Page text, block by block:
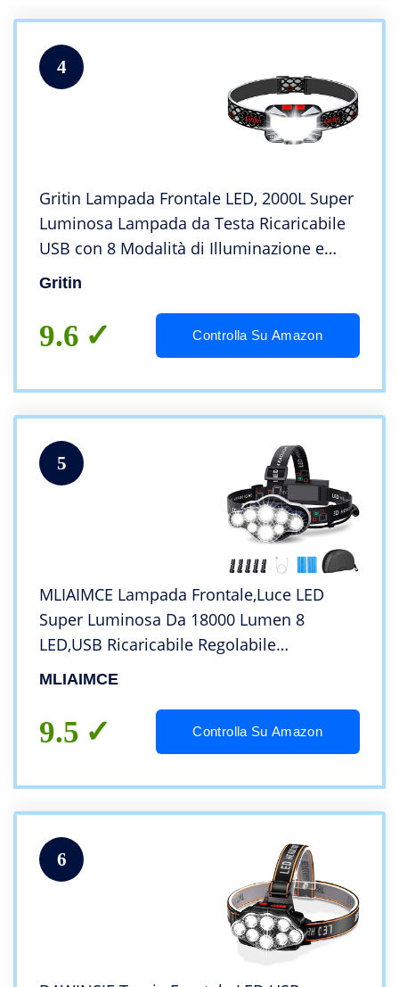
4
Gritin Lampada Frontale LED, 2000L Super
Luminosa Lampada da Testa Ricaricabile
USB con 8 Modalità di Illuminazione e
Sensore Movimento, IPX5 Impermeabile
Pesca
Gritin
9.6 Controlla Su Amazon
5
MLIAIMCE Lampada Frontale,Luce LED
Super Luminosa Da 18000 Lumen 8
LED,USB Ricaricabile Regolabile
Impermeabile Per
Escursionismo
MLIAIMCE
9.5 Controlla Su Amazon
6